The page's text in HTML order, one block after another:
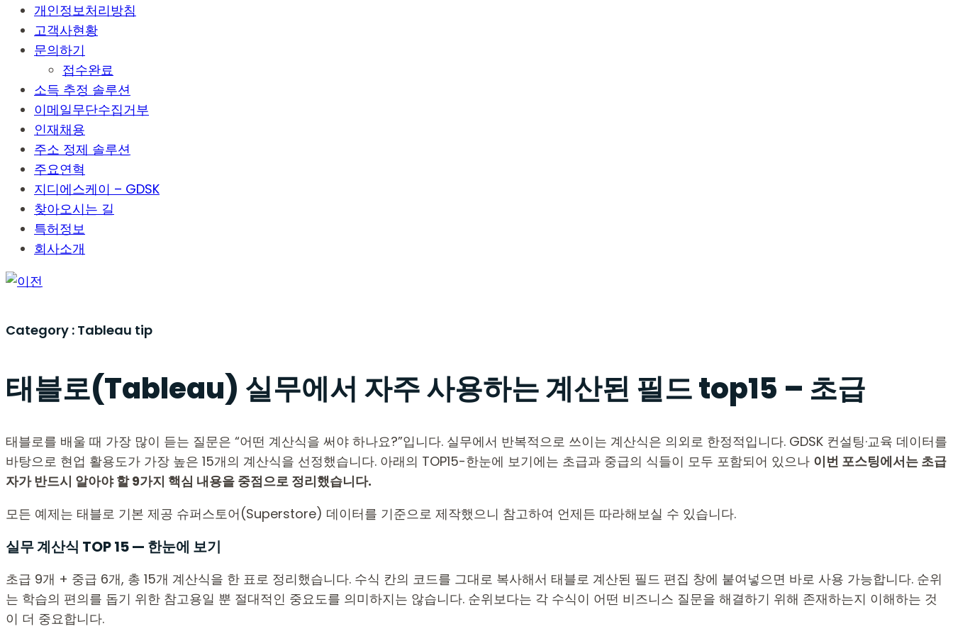
개인정보처리방침
고객사현황
문의하기
접수완료
소득 추정 솔루션
이메일무단수집거부
인재채용
주소 정제 솔루션
주요연혁
지디에스케이 – GDSK
찾아오시는 길
특허정보
회사소개
Category : Tableau tip
태블로(Tableau) 실무에서 자주 사용하는 계산된 필드 top15 – 초급
태블로를 배울 때 가장 많이 듣는 질문은 “어떤 계산식을 써야 하나요?”입니다. 실무에서 반복적으로 쓰이는 계산식은 의외로 한정적입니다. GDSK 컨설팅·교육 데이터를
바탕으로 현업 활용도가 가장 높은 15개의 계산식을 선정했습니다. 아래의 TOP15-한눈에 보기에는 초급과 중급의 식들이 모두 포함되어 있으나 이번 포스팅에서는 초급
자가 반드시 알아야 할 9가지 핵심 내용을 중점으로 정리했습니다.
모든 예제는 태블로 기본 제공 슈퍼스토어(Superstore) 데이터를 기준으로 제작했으니 참고하여 언제든 따라해보실 수 있습니다.
실무 계산식 TOP 15 — 한눈에 보기
초급 9개 + 중급 6개, 총 15개 계산식을 한 표로 정리했습니다. 수식 칸의 코드를 그대로 복사해서 태블로 계산된 필드 편집 창에 붙여넣으면 바로 사용 가능합니다. 순위
는 학습의 편의를 돕기 위한 참고용일 뿐 절대적인 중요도를 의미하지는 않습니다. 순위보다는 각 수식이 어떤 비즈니스 질문을 해결하기 위해 존재하는지 이해하는 것
이 더 중요합니다.